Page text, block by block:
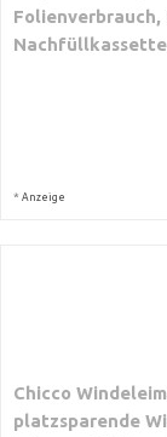
Nachfüllkassette
* Anzeige
Chicco
platzsparende